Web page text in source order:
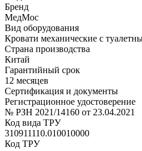
Бренд
МедМос
Вид оборудования
Кровати механические с
Страна производства
Китай
Гарантийный срок
12 месяцев
Сертификация и документы
Регистрационное удостоверение
№ РЗН 2021/14160 от 23.04.2021
Код вида ТРУ
310911110.010010000
Код ТРУ